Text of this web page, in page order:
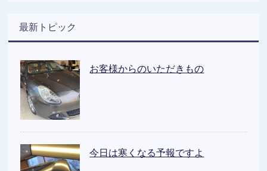
最新トピック
お客様からのいただきもの
今日は寒くなる予報ですよ